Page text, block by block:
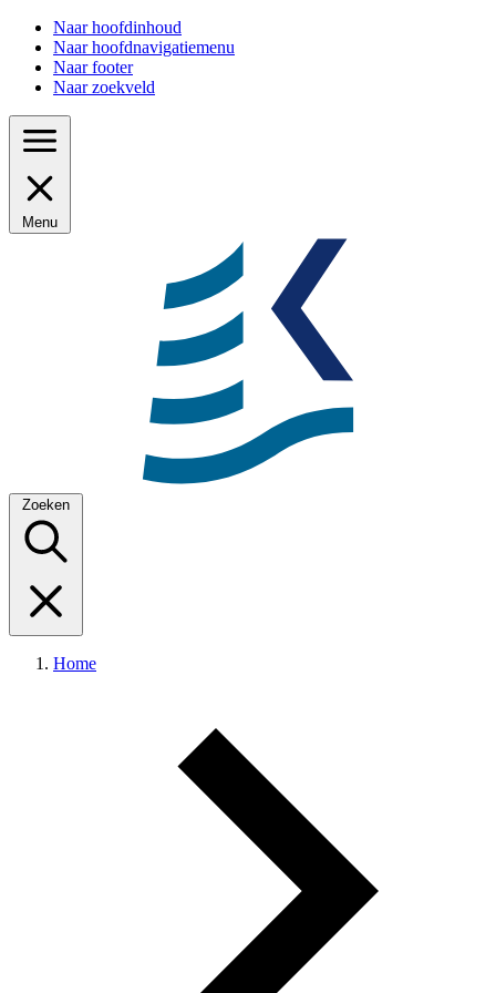
Naar hoofdinhoud
Naar hoofdnavigatiemenu
Naar footer
Naar zoekveld
Menu
Zoeken
Home